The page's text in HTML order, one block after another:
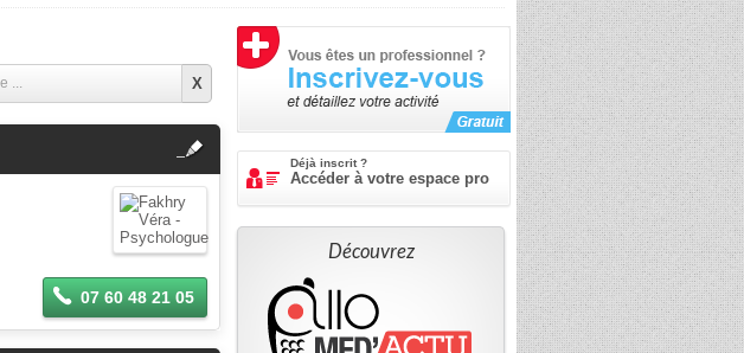
fermer
Se
connecter
07 60 48 21 05
Déjà inscrit ?
Accéder à votre espace pro
Découvrez